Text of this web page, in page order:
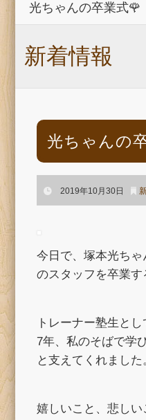
光ちゃんの卒業式🌹
新着情報
光ちゃんの
2019年10月30日
今日で、塚本光ち
のスタッフを卒業す
トレーナー塾生と
7年、私のそばで学
と支えてくれました
嬉しいこと、悲し